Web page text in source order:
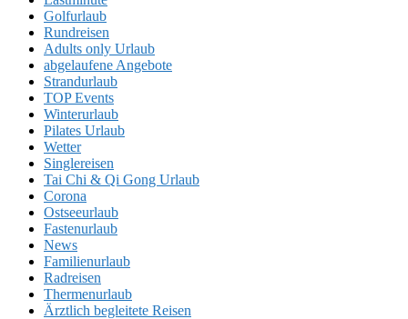
Golfurlaub
Rundreisen
Adults only Urlaub
abgelaufene Angebote
Strandurlaub
TOP Events
Winterurlaub
Pilates Urlaub
Wetter
Singlereisen
Tai Chi & Qi Gong Urlaub
Corona
Ostseeurlaub
Fastenurlaub
News
Familienurlaub
Radreisen
Thermenurlaub
Ärztlich begleitete Reisen